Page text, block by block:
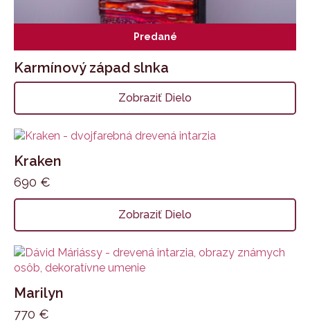
Predané
Karmínový západ slnka
Zobraziť Dielo
Kraken
690 €
Zobraziť Dielo
Marilyn
770 €